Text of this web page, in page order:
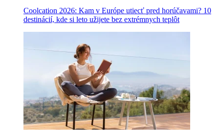
Coolcation 2026: Kam v Európe utiecť pred horúčavami? 10
destinácií, kde si leto užijete bez extrémnych teplôt